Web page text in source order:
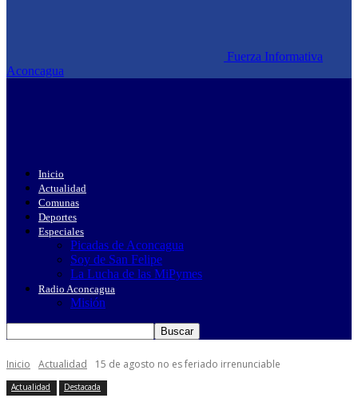
Fuerza Informativa
Aconcagua
Inicio
Actualidad
Comunas
Deportes
Especiales
Picadas de Aconcagua
Soy de San Felipe
La Lucha de las MiPymes
Radio Aconcagua
Misión
Inicio Actualidad 15 de agosto no es feriado irrenunciable
Actualidad Destacada